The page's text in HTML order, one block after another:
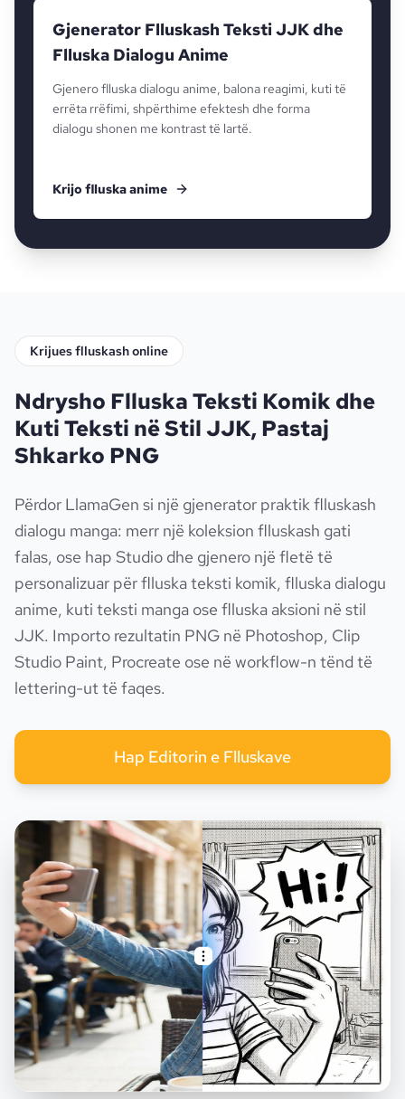
Gjenerator Flluskash Teksti JJK dhe
Flluska Dialogu Anime
Gjenero flluska dialogu anime, balona reagimi, kuti të
errëta rrëfimi, shpërthime efektesh dhe forma
dialogu shonen me kontrast të lartë.
Krijo flluska anime
Krijues flluskash online
Ndrysho Flluska Teksti Komik dhe
Kuti Teksti në Stil JJK, Pastaj
Shkarko PNG
Përdor LlamaGen si një gjenerator praktik flluskash
dialogu manga: merr një koleksion flluskash gati
falas, ose hap Studio dhe gjenero një fletë të
personalizuar për flluska teksti komik, flluska dialogu
anime, kuti teksti manga ose flluska aksioni në stil
JJK. Importo rezultatin PNG në Photoshop, Clip
Studio Paint, Procreate ose në workflow-n tënd të
lettering-ut të faqes.
Hap Editorin e Flluskave